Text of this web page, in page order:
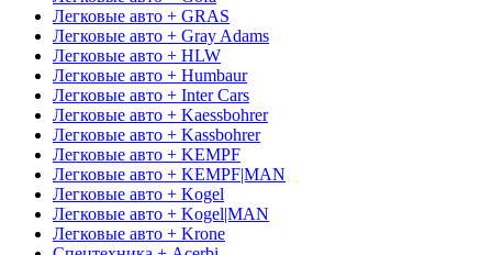
Легковые авто + GRAS
Легковые авто + Gray Adams
Легковые авто + HLW
Легковые авто + Humbaur
Легковые авто + Inter Cars
Легковые авто + Kaessbohrer
Легковые авто + Kassbohrer
Легковые авто + KEMPF
Легковые авто + KEMPF|MAN
Легковые авто + Kogel
Легковые авто + Kogel|MAN
Легковые авто + Krone